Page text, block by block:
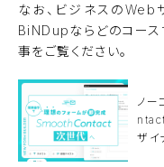
なお、ビジネスのWeb
BiNDupならどのコース
事をご覧ください。
ノー
ザイ